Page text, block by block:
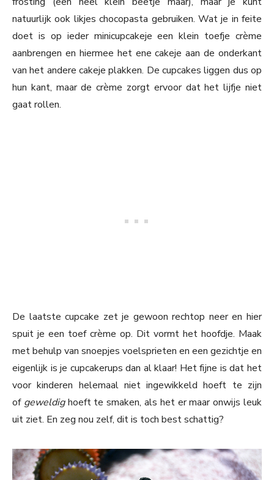
natuurlijk ook likjes chocopasta gebruiken. Wat je in feite
doet is op ieder minicupcakeje een klein toefje crème
aanbrengen en hiermee het ene cakeje aan de onderkant
van het andere cakeje plakken. De cupcakes liggen dus op
hun kant, maar de crème zorgt ervoor dat het lijfje niet
gaat rollen.
De laatste cupcake zet je gewoon rechtop neer en hier
spuit je een toef crème op. Dit vormt het hoofdje. Maak
met behulp van snoepjes voelsprieten en een gezichtje en
eigenlijk is je cupcakerups dan al klaar! Het fijne is dat het
voor kinderen helemaal niet ingewikkeld hoeft te zijn
of geweldighoeft te smaken, als het er maar onwijs leuk
uit ziet. En zeg nou zelf, dit is toch best schattig?